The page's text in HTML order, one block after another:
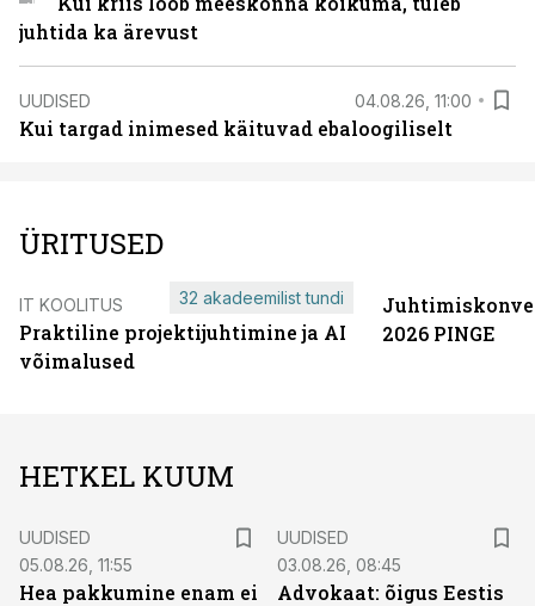
juhtida ka ärevust
UUDISED 04.08.26, 11:00
Kui targad inimesed käituvad ebaloogiliselt
ÜRITUSED
IT KOOLITUS
Praktiline projektijuhtimine ja AI
võimalused
32 akadeemilist tundi
2026 PINGE
HETKEL KUUM
UUDISED
05.08.26, 11:55
Hea pakkumine enam ei
UUDISED
03.08.26, 08:45
Advokaat: õigus Eestis